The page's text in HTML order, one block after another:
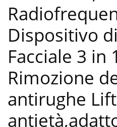
Dispositivo
Facciale 3 in
Rimozione
antirughe